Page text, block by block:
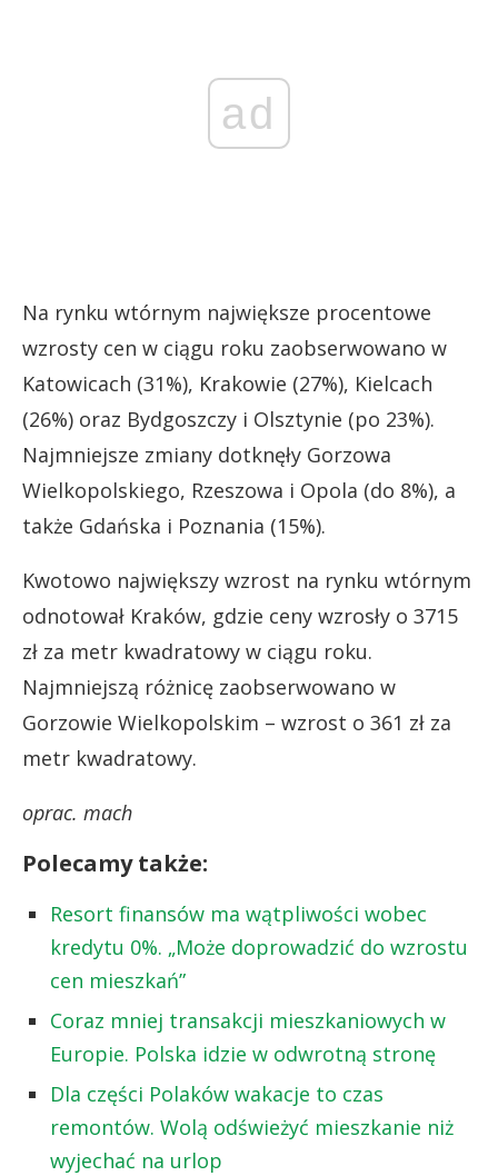
ad
Na rynku wtórnym największe procentowe
wzrosty cen w ciągu roku zaobserwowano w
Katowicach (31%), Krakowie (27%), Kielcach
(26%) oraz Bydgoszczy i Olsztynie (po 23%).
Najmniejsze zmiany dotknęły Gorzowa
Wielkopolskiego, Rzeszowa i Opola (do 8%), a
także Gdańska i Poznania (15%).
Kwotowo największy wzrost na rynku wtórnym
odnotował Kraków, gdzie ceny wzrosły o 3715
zł za metr kwadratowy w ciągu roku.
Najmniejszą różnicę zaobserwowano w
Gorzowie Wielkopolskim – wzrost o 361 zł za
metr kwadratowy.
oprac. mach
Polecamy także:
Resort finansów ma wątpliwości wobec
kredytu 0%. „Może doprowadzić do wzrostu
cen mieszkań”
Coraz mniej transakcji mieszkaniowych w
Europie. Polska idzie w odwrotną stronę
Dla części Polaków wakacje to czas
remontów. Wolą odświeżyć mieszkanie niż
wyjechać na urlop